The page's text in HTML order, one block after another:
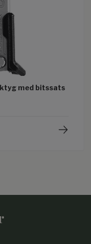
med bitssats